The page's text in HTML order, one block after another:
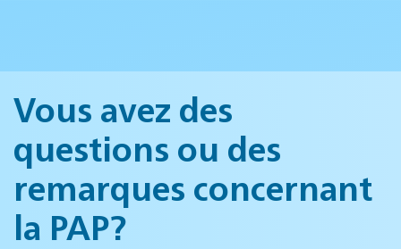
Vous avez des
questions ou des
remarques concernant
la PAP?